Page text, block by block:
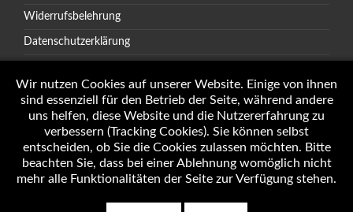
Widerrufsbelehrung
Datenschutzerklärung
Öffnungszeiten
Impressum
Wir nutzen Cookies auf unserer Website. Einige von ihnen
sind essenziell für den Betrieb der Seite, während andere
uns helfen, diese Website und die Nutzererfahrung zu
verbessern (Tracking Cookies). Sie können selbst
entscheiden, ob Sie die Cookies zulassen möchten. Bitte
beachten Sie, dass bei einer Ablehnung womöglich nicht
mehr alle Funktionalitäten der Seite zur Verfügung stehen.